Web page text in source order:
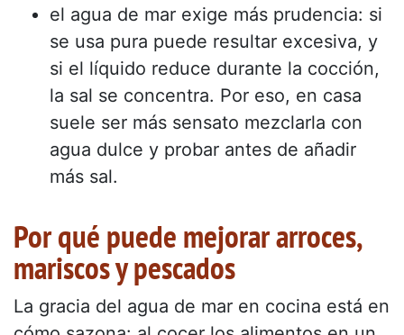
el agua de mar exige más prudencia: si
se usa pura puede resultar excesiva, y
si el líquido reduce durante la cocción,
la sal se concentra. Por eso, en casa
suele ser más sensato mezclarla con
agua dulce y probar antes de añadir
más sal.
Por qué puede mejorar arroces,
mariscos y pescados
La gracia del agua de mar en cocina está en